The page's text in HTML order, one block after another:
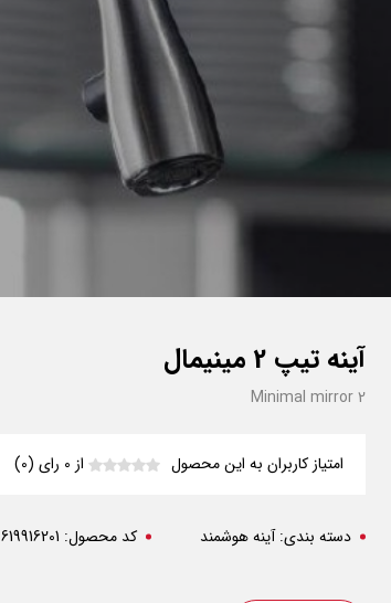
آینه تیپ 2 مینیمال
Minimal mirror 2
امتیاز کاربران به این محصول از 0 رای (0)
دسته بندی:آینه هوشمند کد محصول: 619916201